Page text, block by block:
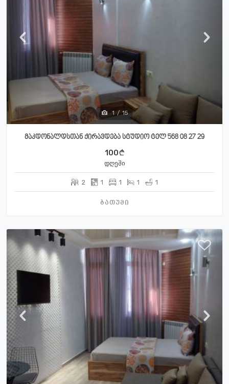
1 / 15
მაკდონალდსთან ქირავდება სტუდიო ტელ 568 08 27 29
100
დღეში
2 1 1 1 1
ბათუმი